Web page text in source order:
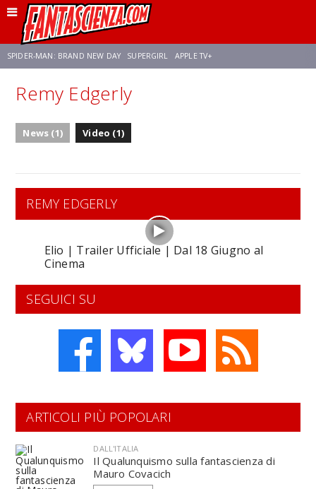
SPIDER-MAN: BRAND NEW DAY SUPERGIRL APPLE TV+
FRANCO RICCIARDIELLO ZENDAYA
Remy Edgerly
News (1) Video (1)
REMY EDGERLY
Elio | Trailer Ufficiale | Dal 18 Giugno al
Cinema
SEGUICI SU
ARTICOLI PIÙ POPOLARI
DALL'ITALIA
Il Qualunquismo sulla fantascienza di
Mauro Covacich